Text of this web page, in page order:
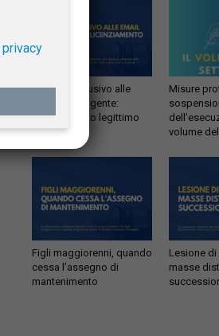
Accesso abusivo alle
email del dirigente:
licenziamento legittimo
Misure
volume
Figli maggiorenni, quando
cessa l’assegno di
mantenimento
Lesione
masse
privacy